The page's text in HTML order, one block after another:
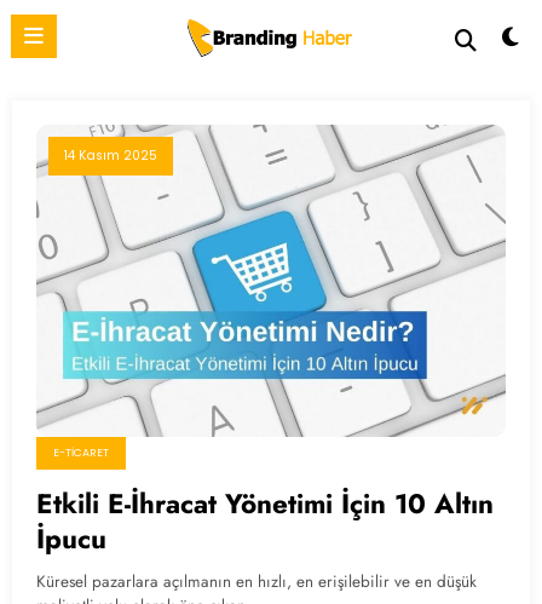
İçeriğe
14 Kasım 2025
E-TICARET
Etkili E-İhracat Yönetimi İçin 10 Altın
İpucu
Küresel pazarlara açılmanın en hızlı, en erişilebilir ve en düşük